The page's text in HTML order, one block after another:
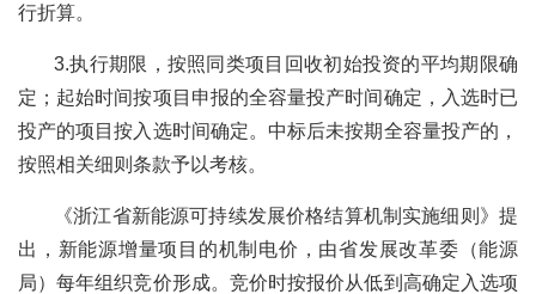
行折算。
3.执行期限，按照同类项目回收初始投资的平均期限确
定；起始时间按项目申报的全容量投产时间确定，入选时已
投产的项目按入选时间确定。中标后未按期全容量投产的，
按照相关细则条款予以考核。
《浙江省新能源可持续发展价格结算机制实施细则》提
出，新能源增量项目的机制电价，由省发展改革委（能源
局）每年组织竞价形成。竞价时按报价从低到高确定入选项